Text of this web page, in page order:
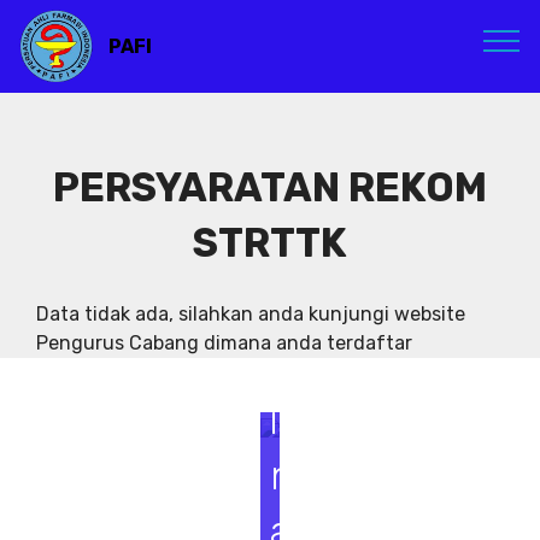
PAFI
PERSYARATAN REKOM
STRTTK
Data tidak ada, silahkan anda kunjungi website
Pengurus Cabang dimana anda terdaftar
S
e
m
i
n
a